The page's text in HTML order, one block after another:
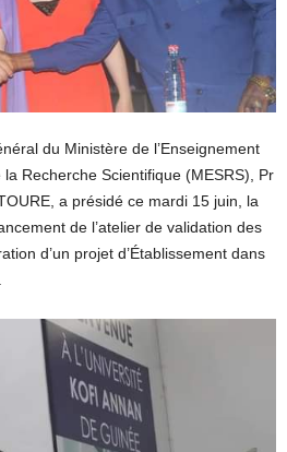
du Ministère de l’Enseignement
Recherche Scientifique (MESRS), Pr
a présidé ce mardi 15 juin, la
de l’atelier de validation des
d’un projet d’Établissement dans